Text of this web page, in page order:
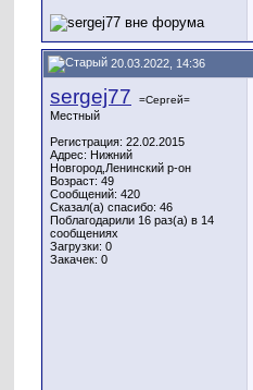
20.03.2022, 14:36
sergej77 =Сергей=
Местный
Регистрация: 22.02.2015
Адрес: Нижний
Новгород,Ленинский р-он
Возраст: 49
Сообщений: 420
Сказал(а) спасибо: 46
Поблагодарили 16 раз(а) в 14
сообщениях
Загрузки: 0
Закачек: 0